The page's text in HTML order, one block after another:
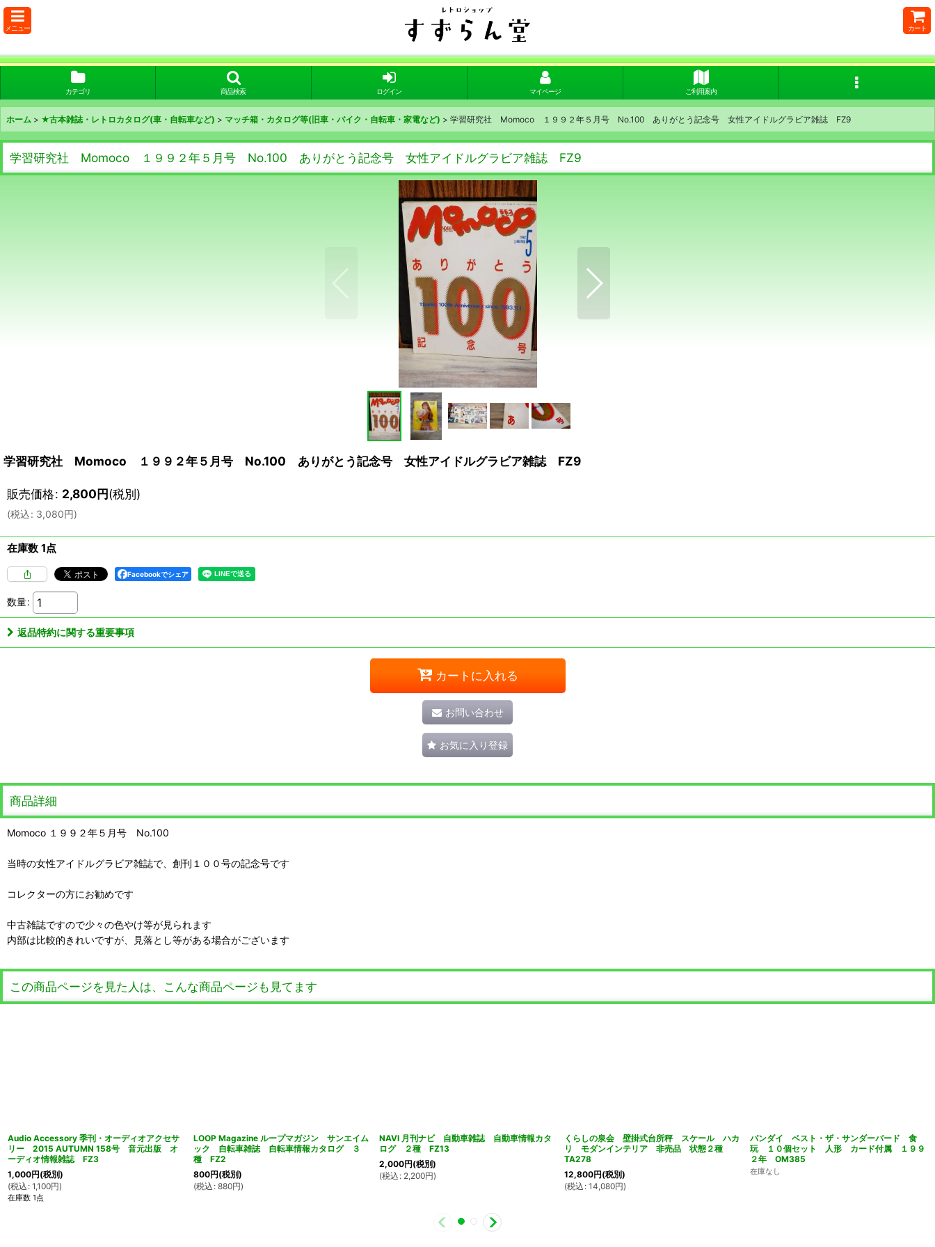
メニュー カート
カテゴリ 商品検索 ログイン マイページ ご利用案内
ホーム > ★古本雑誌・レトロカタログ(車・自転車など) > マッチ箱・カタログ等(旧車・バイク・自転車・家電など) > 学習研究社 Momoco １９９２年５月号 No.100 ありがとう記念号 女性アイドルグラビア雑誌 FZ9
学習研究社 Momoco １９９２年５月号 No.100 ありがとう記念号 女性アイドルグラビア雑誌 FZ9
学習研究社 Momoco １９９２年５月号 No.100 ありがとう記念号 女性アイドルグラビア雑誌 FZ9
販売価格: 2,800円(税別)
(税込: 3,080円)
在庫数 1点
Facebookでシェア
数量:
返品特約に関する重要事項
カートに入れる
お問い合わせ
お気に入り登録
商品詳細
Momoco １９９２年５月号 No.100
当時の女性アイドルグラビア雑誌で、創刊１００号の記念号です
コレクターの方にお勧めです
中古雑誌ですので少々の色やけ等が見られます
内部は比較的きれいですが、見落とし等がある場合がございます
この商品ページを見た人は、こんな商品ページも見てます
Audio Accessory 季刊・オーディオアクセサ
リー 2015 AUTUMN 158号 音元出版 オ
ーディオ情報雑誌 FZ3
1,000円(税別)
(税込 : 1,100円)
在庫数 1点
LOOP Magazine ループマガジン サンエイム
ック 自転車雑誌 自転車情報カタログ ３
種 FZ2
800円(税別)
(税込 : 880円)
NAVI 月刊ナビ 自動車雑誌 自動車情報カタ
ログ ２種 FZ13
2,000円(税別)
(税込 : 2,200円)
くらしの泉会 壁掛式台所秤 スケール ハカ
リ モダンインテリア 非売品 状態２種
TA278
12,800円(税別)
(税込 : 14,080円)
バンダイ ベスト・ザ・サンダーバード 食
玩 １０個セット 人形 カード付属 １９９
２年 OM385
在庫なし